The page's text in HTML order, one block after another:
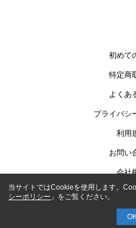
初めて
特定商
よくあ
プライバシ
利用
お問い
会社
当サイトではCookieを使用します。
シーポリシー 」をご覧ください。
OK